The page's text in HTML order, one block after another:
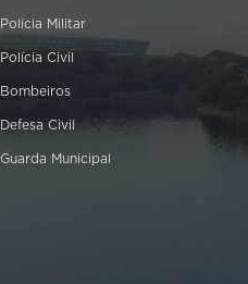
Polícia Militar
Polícia Civil
Bombeiros
Defesa Civil
Guarda Municipal